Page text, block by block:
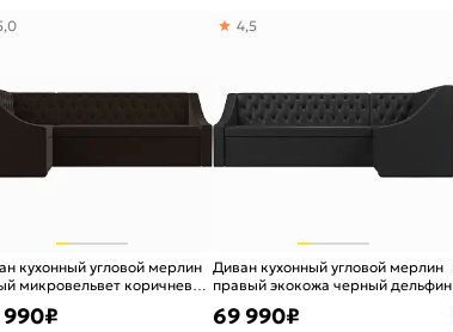
кухонный угловой мерлин
микровельвет коричневый
₽
Диван кухонный угловой мерлин
правый экокожа черный дельфин
4,5
69 990₽